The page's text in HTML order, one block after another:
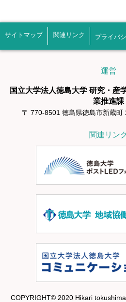
サイトマップ 関連リンク プライバ
運営
国立大学法人徳島大学 研究・産
業推進課
〒 770-8501 徳島県徳島市新蔵
関連リン
COPYRIGHT© 2020 Hikari